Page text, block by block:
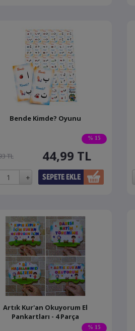
% 15
Bende Kimde? Oyunu
TL 44,99 TL
% 15
Artık Kur'an Okuyorum El
Pankartları - 4 Parça